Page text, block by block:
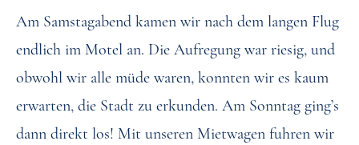
Am Samstagabend kamen wir nach dem langen Flug
endlich im Motel an. Die Aufregung war riesig, und
obwohl wir alle müde waren, konnten wir es kaum
erwarten, die Stadt zu erkunden. Am Sonntag ging’s
dann direkt los! Mit unseren Mietwagen fuhren wir